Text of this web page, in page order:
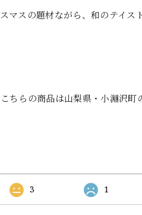
マスの題材ながら、和のテイ
ちらの商品は山梨県・小淵沢
3 1